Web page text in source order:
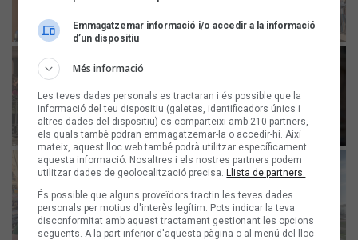
Emmagatzemar informació i/o accedir a la informació
d’un dispositiu
Més informació
Les teves dades personals es tractaran i és possible que la
informació del teu dispositiu (galetes, identificadors únics i
altres dades del dispositiu) es comparteixi amb 210 partners,
els quals també podran emmagatzemar-la o accedir-hi. Així
mateix, aquest lloc web també podrà utilitzar específicament
aquesta informació. Nosaltres i els nostres partners podem
utilitzar dades de geolocalització precisa. Llista de partners.
És possible que alguns proveïdors tractin les teves dades
personals per motius d'interès legítim. Pots indicar la teva
disconformitat amb aquest tractament gestionant les opcions
següents. A la part inferior d'aquesta pàgina o al menú del lloc